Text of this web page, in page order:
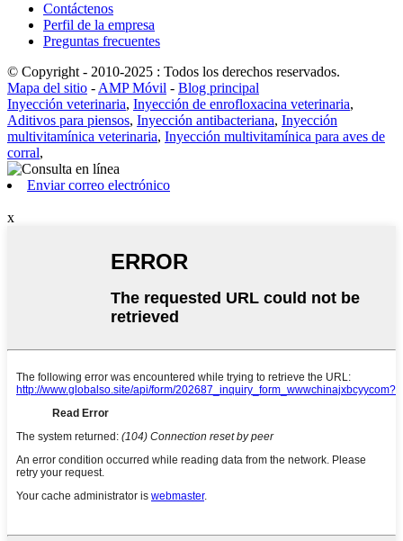
Contáctenos
Perfil de la empresa
Preguntas frecuentes
© Copyright - 2010-2025 : Todos los derechos reservados.
Mapa del sitio - AMP Móvil - Blog principal
Inyección veterinaria, Inyección de enrofloxacina veterinaria,
Aditivos para piensos, Inyección antibacteriana, Inyección
multivitamínica veterinaria, Inyección multivitamínica para aves de
corral,
Enviar correo electrónico
x